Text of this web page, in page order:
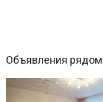
Объявления